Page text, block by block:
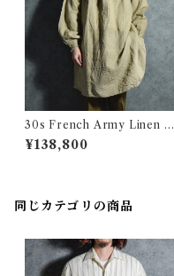
30s French Army Linen H
ospital Bourgeron Smock
フランス軍 ホスピタル ボージ
¥138,800
同じカテゴリの商品